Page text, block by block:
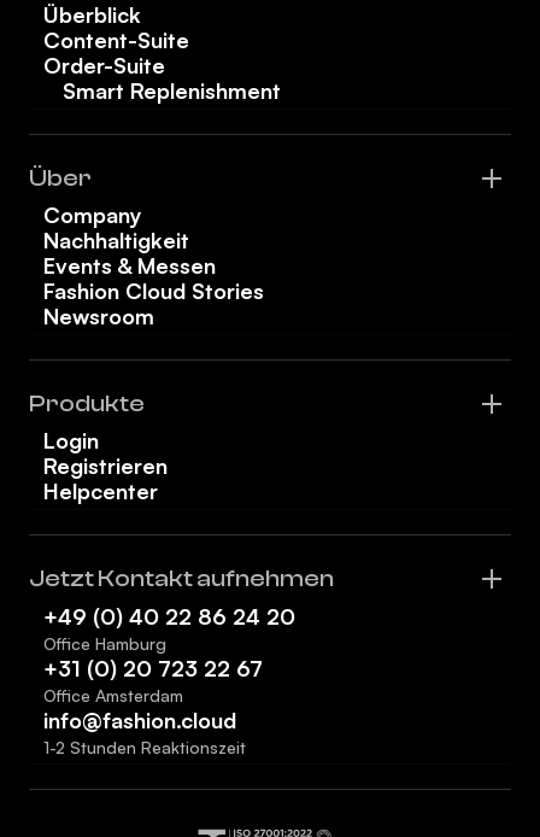
Überblick
Content-Suite
Order-Suite
Smart Replenishment
Über
Company
Nachhaltigkeit
Events & Messen
Fashion Cloud Stories
Newsroom
Produkte
Login
Registrieren
Helpcenter
Jetzt Kontakt aufnehmen
+49 (0) 40 22 86 24 20
Office Hamburg
+31 (0) 20 723 22 67
Office Amsterdam
info@fashion.cloud
1-2 Stunden Reaktionszeit